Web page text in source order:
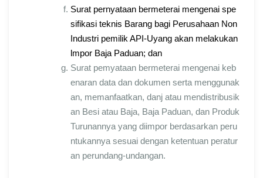
Surat pernyataan bermeterai mengenai spe
sifikasi teknis Barang bagi Perusahaan Non
Industri pemilik API-Uyang akan melakukan
lmpor Baja Paduan; dan
Surat pemyataan bermeterai mengenai keb
enaran data dan dokumen serta menggunak
an, memanfaatkan, danj atau mendistribusik
an Besi atau Baja, Baja Paduan, dan Produk
Turunannya yang diimpor berdasarkan peru
ntukannya sesuai dengan ketentuan peratur
an perundang-undangan.